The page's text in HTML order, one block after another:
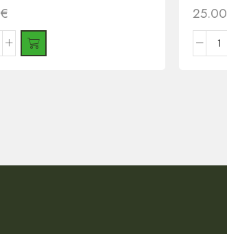
€ 25.00